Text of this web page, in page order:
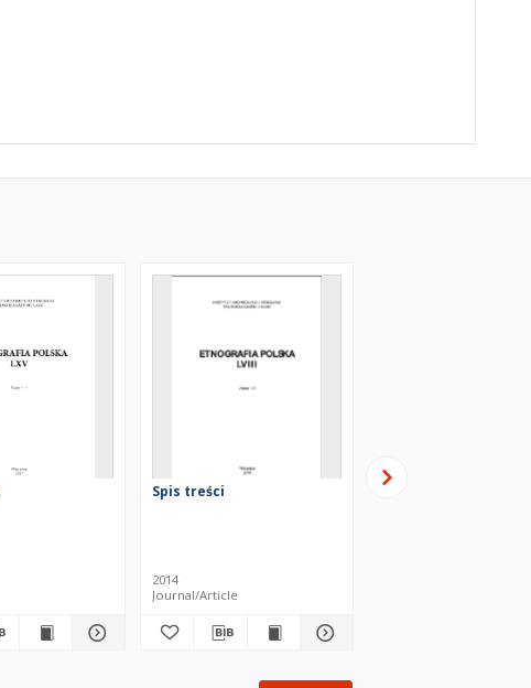
Spis treści
2014
Journal/Article
Spis treści